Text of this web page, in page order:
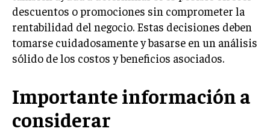
MARKETING B2B
MARKETING B2C
MARKETING DE INFLUENCERS
E-COMMERCE
E-COMMERCE Y COMERCIO ELECTRÓNICO
descuentos o promociones sin comprometer la
rentabilidad del negocio. Estas decisiones deben
tomarse cuidadosamente y basarse en un análisis
sólido de los costos y beneficios asociados.
Importante información a
considerar